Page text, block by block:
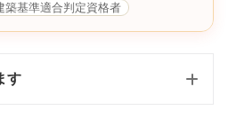
築基準適合判定資格者
す